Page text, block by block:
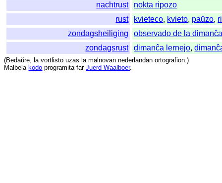
nachtrust
nokta ripozo
rust
kvieteco, kvieto, paŭzo,
zondagsheiliging
observado de la
zondagsrust
dimanĉa lernejo,
(Bedaŭre, la vortlisto uzas la malnovan nederlandan ortografion.)
Malbela kodo programita far Juerd Waalboer.